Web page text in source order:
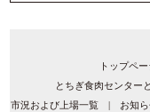
トップペー
とちぎ食肉センター
市況および上場一覧 | お知